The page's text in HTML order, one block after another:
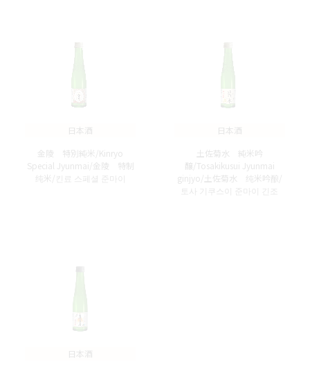
日本酒
金陵 特別純米/Kinryo
Special Jyunmai/金陵 特制
纯米/킨료 스페셜 준마이
日本酒
土佐菊水 純米吟
醸/Tosakikusui Jyunmai
ginjyo/土佐菊水 纯米吟酿/
토사 기쿠스이 준마이 긴조
日本酒